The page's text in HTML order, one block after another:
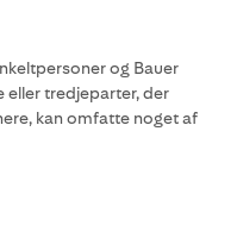
og Bauer
tredjeparter, der
kan omfatte noget af